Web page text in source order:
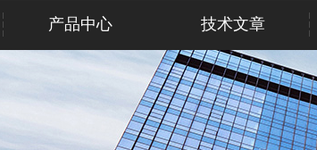
产品中心 技术文章